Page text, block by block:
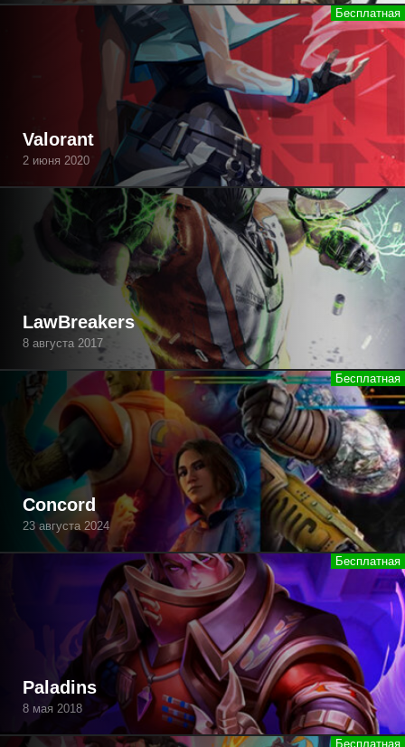
Valorant
2 июня 2020
LawBreakers
8 августа 2017
Concord
23 августа 2024
Paladins
8 мая 2018